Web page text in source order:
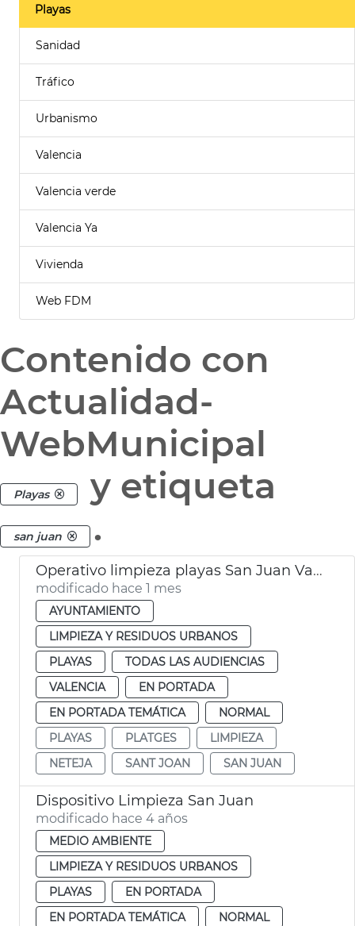
Playas
Sanidad
Tráfico
Urbanismo
Valencia
Valencia verde
Valencia Ya
Vivienda
Web FDM
Contenido con
Actualidad-
WebMunicipal
Playas y etiqueta
san juan .
Operativo limpieza playas San Juan València
modificado hace 1 mes
AYUNTAMIENTO
LIMPIEZA Y RESIDUOS URBANOS
PLAYAS
TODAS LAS AUDIENCIAS
VALENCIA
EN PORTADA
EN PORTADA TEMÁTICA
NORMAL
PLAYAS
PLATGES
LIMPIEZA
NETEJA
SANT JOAN SAN JUAN
Dispositivo Limpieza San Juan
modificado hace 4 años
MEDIO AMBIENTE
LIMPIEZA Y RESIDUOS URBANOS
PLAYAS
EN PORTADA
EN PORTADA TEMÁTICA
NORMAL